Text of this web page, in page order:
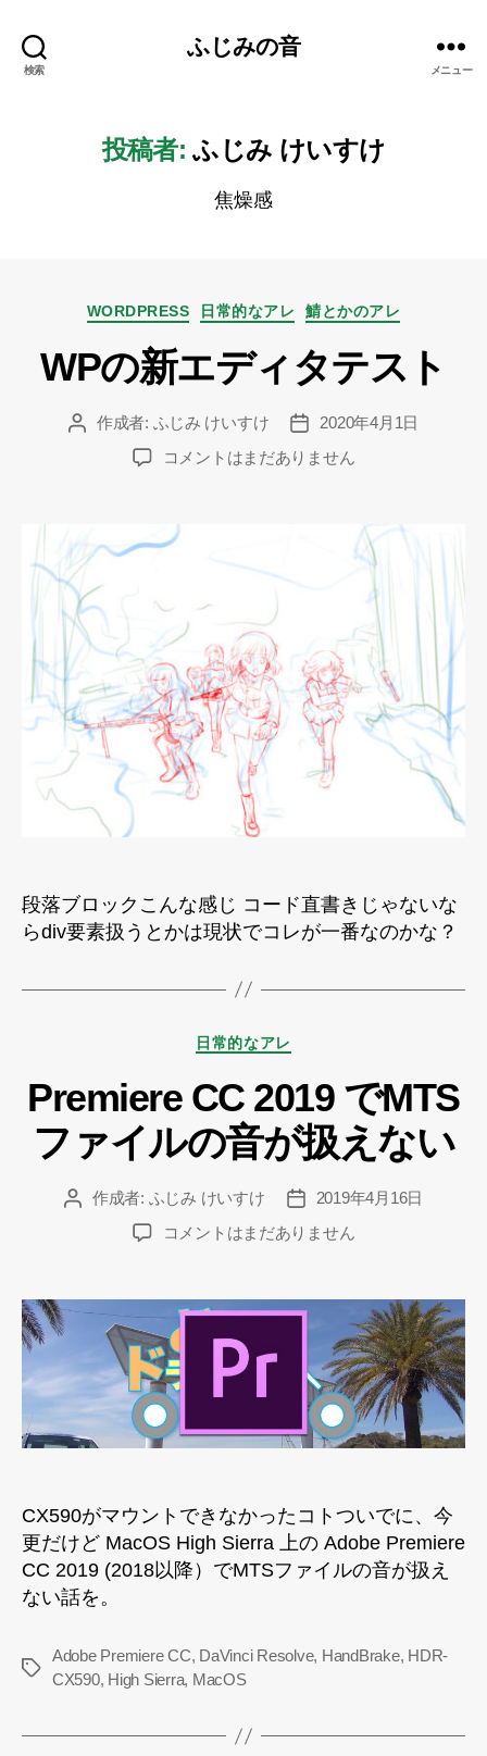
検索
ふじみの音
メニュー
投稿者: ふじみ けいすけ
焦燥感
カ
ゴ
WORDPRESS 日常的なアレ 鯖とかのアレ
WPの新エディタテスト
投 作成者: ふじみ けいすけ
投
稿
日
2020年4月1日
WP
エ
デ
ス
ト
へ
の
コメントはまだありません
段落ブロックこんな感じ コード直書きじゃないな
らdiv要素扱うとかは現状でコレが一番なのかな？
カ
ゴ
リ
ー
日常的なアレ
Premiere CC 2019 でMTS
ファイルの音が扱えない
投 作成者: ふじみ けいすけ
投
稿
日
2019年4月16日
Premiere
で
MTS
フ
ァ
イ
ル
の
扱
え
な
コメントはまだありません
CX590がマウントできなかったコトついでに、今
更だけど MacOS High Sierra 上の Adobe Premiere
CC 2019 (2018以降）でMTSファイルの音が扱え
ない話を。
タ
Adobe Premiere CC, DaVinci Resolve, HandBrake, HDR-
CX590, High Sierra, MacOS